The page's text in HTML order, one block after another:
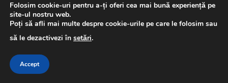
F-16 în misiune de Poliție Aeriană: exercițiu
demonstrativ la Baza 86 Borcea
Editor RomNews august 7, 2026
Folosim cookie-uri pentru a-ți oferi cea mai bună experiență pe
site-ul nostru web.
Poți să afli mai multe despre cookie-urile pe care le folosim sau
să le dezactivezi în setări.
Accept